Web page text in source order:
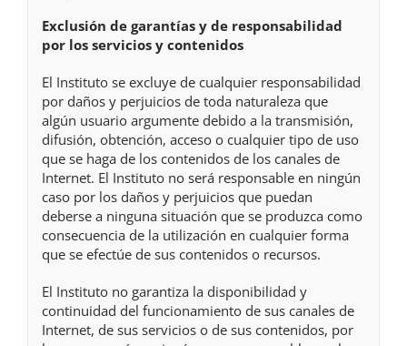
Exclusión de garantías y de responsabilidad
por los servicios y contenidos
El Instituto se excluye de cualquier responsabilidad
por daños y perjuicios de toda naturaleza que
algún usuario argumente debido a la transmisión,
difusión, obtención, acceso o cualquier tipo de uso
que se haga de los contenidos de los canales de
Internet. El Instituto no será responsable en ningún
caso por los daños y perjuicios que puedan
deberse a ninguna situación que se produzca como
consecuencia de la utilización en cualquier forma
que se efectúe de sus contenidos o recursos.
El Instituto no garantiza la disponibilidad y
continuidad del funcionamiento de sus canales de
Internet, de sus servicios o de sus contenidos, por